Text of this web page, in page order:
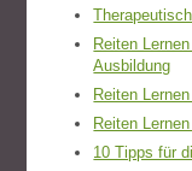
Reiten
Ausbildung
Reiten
Reiten
10 Tipps für